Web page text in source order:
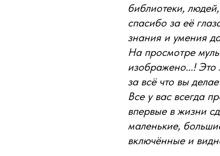
библиотеки,
спасибо за её
знания и умения
На просмотре
изображено...! Это
за всё что вы
Все у вас всегда
впервые в жизни
маленькие,
включённые и